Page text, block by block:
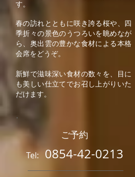
す。
春の訪れとともに咲き誇る桜や、四
季折々の景色のうつろいを眺めなが
ら、奥出雲の豊かな食材による本格
会席をどうぞ。
新鮮で滋味深い食材の数々を、目に
も美しい仕立てでお召し上がりいた
だけます。
ご予約
Tel: 0854-42-0213